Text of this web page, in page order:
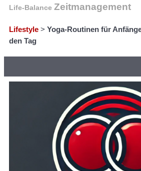
Life-Balance Zeitmanagement
Lifestyle > Yoga-Routinen für
den Tag